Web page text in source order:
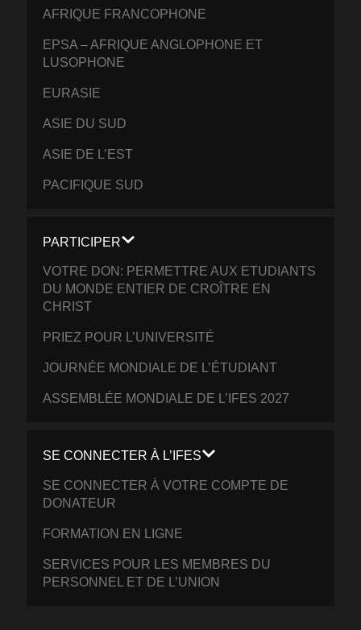
AFRIQUE FRANCOPHONE
EPSA – AFRIQUE ANGLOPHONE ET
LUSOPHONE
EURASIE
ASIE DU SUD
ASIE DE L’EST
PACIFIQUE SUD
PARTICIPER
VOTRE DON: PERMETTRE AUX ETUDIANTS
DU MONDE ENTIER DE CROÎTRE EN
CHRIST
PRIEZ POUR L’UNIVERSITÉ
JOURNÉE MONDIALE DE L’ÉTUDIANT
ASSEMBLÉE MONDIALE DE L’IFES 2027
SE CONNECTER À L’IFES
SE CONNECTER À VOTRE COMPTE DE
DONATEUR
FORMATION EN LIGNE
SERVICES POUR LES MEMBRES DU
PERSONNEL ET DE L’UNION